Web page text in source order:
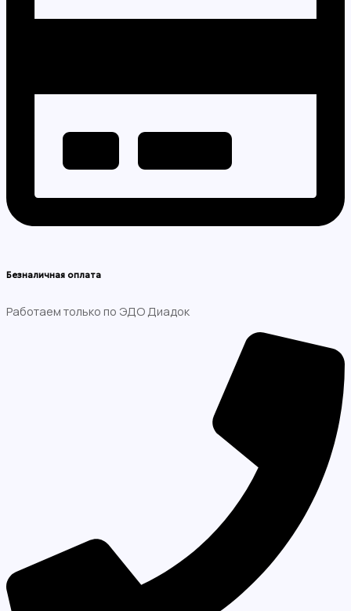
Безналичная оплата
Работаем только по ЭДО Диадок